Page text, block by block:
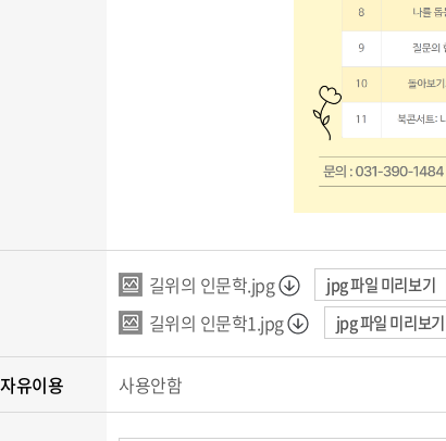
길위의 인문학.jpg jpg 파일 미리보기
길위의 인문학1.jpg jpg 파일 미리보기
유이용 사용안함